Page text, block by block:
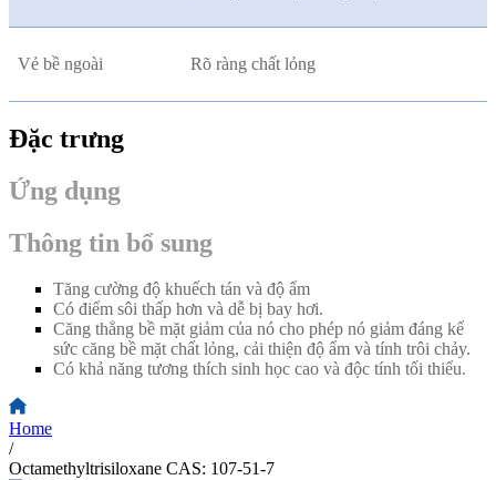
Vẻ bề ngoài Rõ ràng chất lỏng
Đặc trưng
Ứng dụng
Thông tin bổ sung
Tăng cường độ khuếch tán và độ ẩm
Có điểm sôi thấp hơn và dễ bị bay hơi.
Căng thẳng bề mặt giảm của nó cho phép nó giảm đáng kể
sức căng bề mặt chất lỏng, cải thiện độ ẩm và tính trôi chảy.
Có khả năng tương thích sinh học cao và độc tính tối thiểu.
Home
/
Octamethyltrisiloxane CAS: 107-51-7